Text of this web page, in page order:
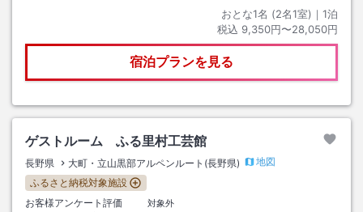
おとな1名 (2名1室)｜ 1泊
税込 9,350円〜28,050円
宿泊プランを見る
ゲストルーム ふる里村工芸館
長野県 大町・立山黒部アルペンルート(長野県)
地図
ふるさと納税対象施設
お客様アンケート評価
対象外